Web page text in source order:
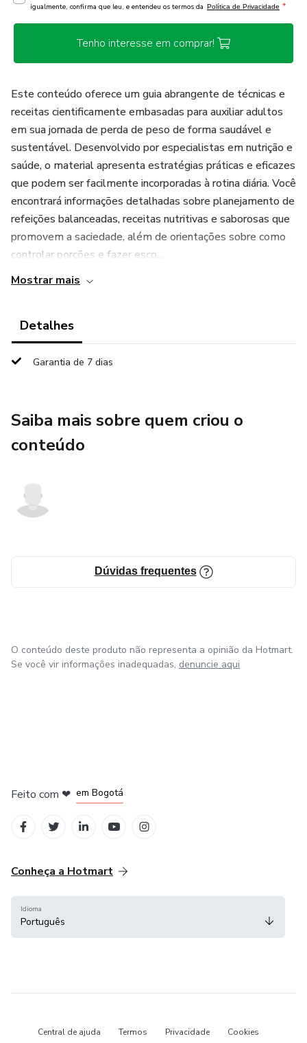
igualmente, confirma que leu, e entendeu os termos da Política de Privacidade *
Tenho interesse em comprar!
Este conteúdo oferece um guia abrangente de técnicas e
receitas cientificamente embasadas para auxiliar adultos
em sua jornada de perda de peso de forma saudável e
sustentável. Desenvolvido por especialistas em nutrição e
saúde, o material apresenta estratégias práticas e eficazes
que podem ser facilmente incorporadas à rotina diária. Você
encontrará informações detalhadas sobre planejamento de
refeições balanceadas, receitas nutritivas e saborosas que
promovem a saciedade, além de orientações sobre como
controlar porções e fazer esco...
Mostrar mais
Detalhes
Garantia de 7 dias
Saiba mais sobre quem criou o
conteúdo
Dúvidas frequentes
O conteúdo deste produto não representa a opinião da Hotmart.
Se você vir informações inadequadas, denuncie aqui
Feito com ❤ em Bogotá
Conheça a Hotmart
Idioma
Português
Central de ajuda Termos Privacidade Cookies